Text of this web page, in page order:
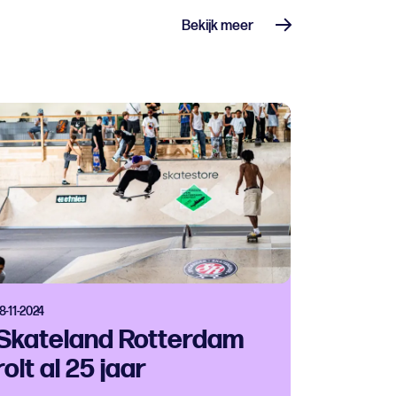
Bekijk meer
11-2024
Rotterdam
al 25 jaar